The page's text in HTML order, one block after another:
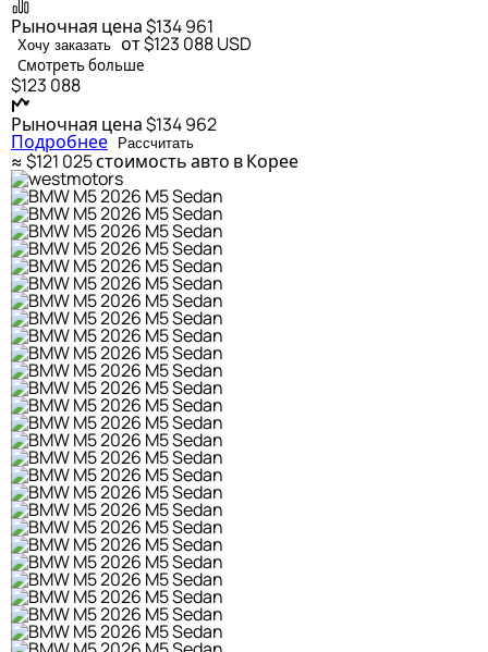
Рыночная цена$134 961
Хочу заказать от $123 088USD
Смотреть больше
$123 088
Рыночная цена$134 962
Подробнее Рассчитать
≈ $121 025стоимость авто в Корее